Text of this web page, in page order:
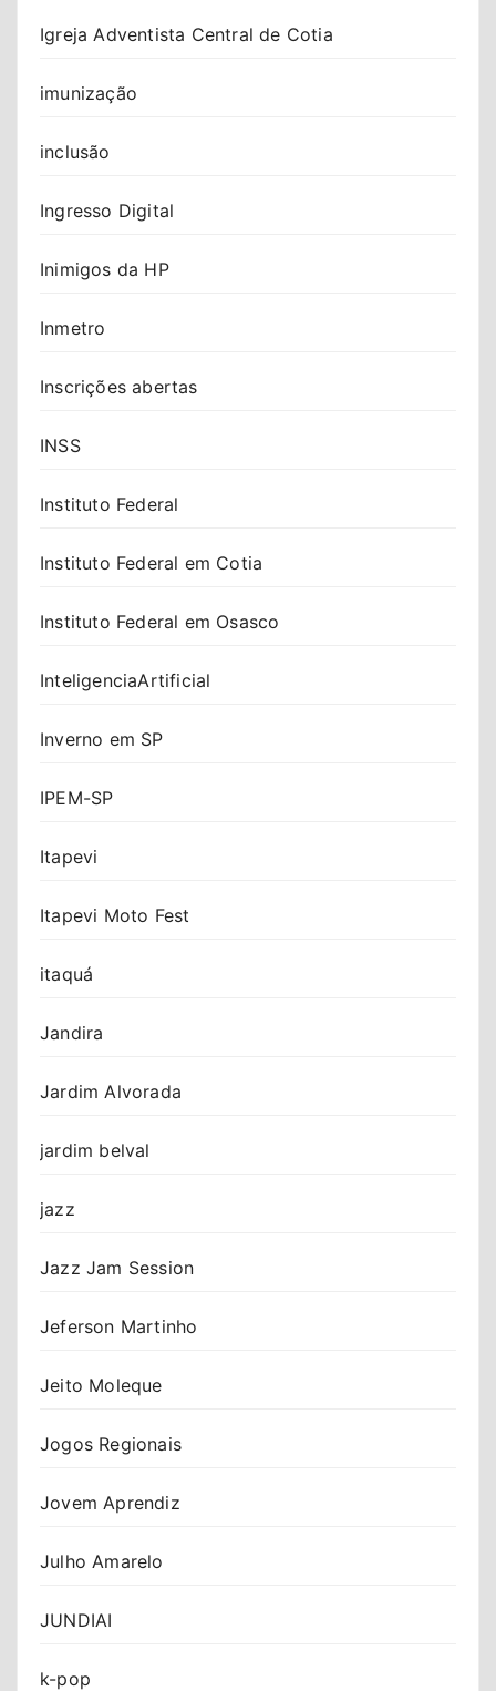
Igreja Adventista Central de Cotia
imunização
inclusão
Ingresso Digital
Inimigos da HP
Inmetro
Inscrições abertas
INSS
Instituto Federal
Instituto Federal em Cotia
Instituto Federal em Osasco
InteligenciaArtificial
Inverno em SP
IPEM-SP
Itapevi
Itapevi Moto Fest
itaquá
Jandira
Jardim Alvorada
jardim belval
jazz
Jazz Jam Session
Jeferson Martinho
Jeito Moleque
Jogos Regionais
Jovem Aprendiz
Julho Amarelo
JUNDIAI
k-pop